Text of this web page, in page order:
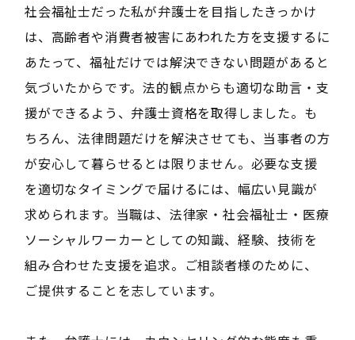
社会福祉士だった私が弁護士を目指したきっかけ
は、高齢者や消費者被害にあわれた方を支援するに
あたって、福祉だけでは解決できない問題があると
気づいたからです。法的観点からも適切な助言・支
援ができるよう、弁護士資格を取得しました。も
ちろん、法律問題だけを解決させても、当事者の方
が安心して暮らせるとは限りません。必要な支援
を適切なタイミングで届けるには、幅広い見識が
求められます。当職は、法律家・社会福祉士・医療
ソーシャルワーカーとしての知識、経験、技術を
組み合わせた支援を追求。ご相談者様のために、
ご提供することを志しています。